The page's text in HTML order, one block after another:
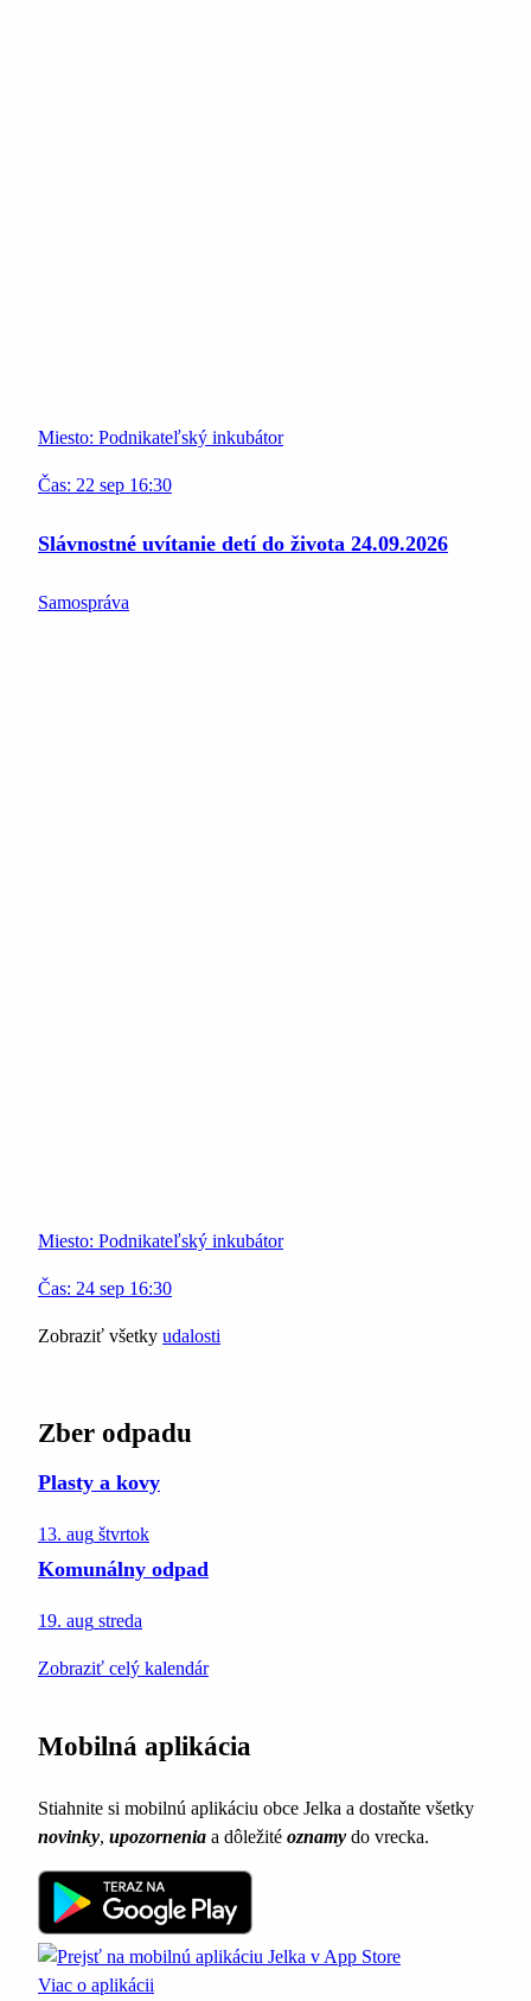
Miesto: Podnikateľský inkubátor
Čas: 22 sep 16:30
Slávnostné uvítanie detí do života 24.09.2026
Samospráva
Miesto: Podnikateľský inkubátor
Čas: 24 sep 16:30
Zobraziť všetky udalosti
Zber odpadu
Plasty a kovy
13. aug štvrtok
Komunálny odpad
19. aug streda
Zobraziť celý kalendár
Mobilná aplikácia
Stiahnite si mobilnú aplikáciu obce Jelka a dostaňte všetky
novinky, upozornenia a dôležité oznamy do vrecka.
Viac o aplikácii